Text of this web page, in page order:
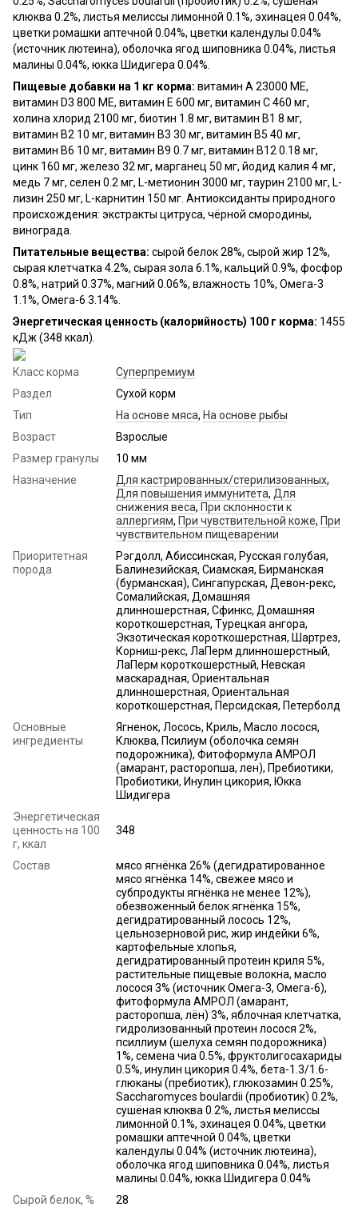
клюква 0.2%, листья мелиссы лимонной 0.1%, эхинацея 0.04%,
цветки ромашки аптечной 0.04%, цветки календулы 0.04%
(источник лютеина), оболочка ягод шиповника 0.04%, листья
малины 0.04%, юкка Шидигера 0.04%.
Пищевые добавки на 1 кг корма: витамин A 23000 МЕ,
витамин D3 800 МЕ, витамин E 600 мг, витамин C 460 мг,
холина хлорид 2100 мг, биотин 1.8 мг, витамин B1 8 мг,
витамин B2 10 мг, витамин B3 30 мг, витамин B5 40 мг,
витамин B6 10 мг, витамин B9 0.7 мг, витамин B12 0.18 мг,
цинк 160 мг, железо 32 мг, марганец 50 мг, йодид калия 4 мг,
медь 7 мг, селен 0.2 мг, L-метионин 3000 мг, таурин 2100 мг, L-
лизин 250 мг, L-карнитин 150 мг. Антиоксиданты природного
происхождения: экстракты цитруса, чёрной смородины,
винограда.
Питательные вещества: сырой белок 28%, сырой жир 12%,
сырая клетчатка 4.2%, сырая зола 6.1%, кальций 0.9%, фосфор
0.8%, натрий 0.37%, магний 0.06%, влажность 10%, Омега-3
1.1%, Омега-6 3.14%.
Энергетическая ценность (калорийность) 100 г корма: 1455
кДж (348 ккал).
Класс корма
Суперпремиум
Раздел
Сухой корм
Тип
На основе мяса, На основе рыбы
Возраст
Взрослые
Размер гранулы
10 мм
Назначение
Для кастрированных/стерилизованных,
Для повышения иммунитета, Для
снижения веса, При склонности к
аллергиям, При чувствительной коже, При
чувствительном пищеварении
Приоритетная
порода
Рэгдолл, Абиссинская, Русская голубая,
Балинезийская, Сиамская, Бирманская
(бурманская), Сингапурская, Девон-рекс,
Сомалийская, Домашняя
длинношерстная, Сфинкс, Домашняя
короткошерстная, Турецкая ангора,
Экзотическая короткошерстная, Шартрез,
Корниш-рекс, ЛаПерм длинношерстный,
ЛаПерм короткошерстный, Невская
маскарадная, Ориентальная
длинношерстная, Ориентальная
короткошерстная, Персидская, Петерболд
Основные
ингредиенты
Ягненок, Лосось, Криль, Масло лосося,
Клюква, Псилиум (оболочка семян
подорожника), Фитоформула АМРОЛ
(амарант, расторопша, лен), Пребиотики,
Пробиотики, Инулин цикория, Юкка
Шидигера
Энергетическая
ценность на 100
г, ккал
348
Состав
мясо ягнёнка 26% (дегидратированное
мясо ягнёнка 14%, свежее мясо и
субпродукты ягнёнка не менее 12%),
обезвоженный белок ягнёнка 15%,
дегидратированный лосось 12%,
цельнозерновой рис, жир индейки 6%,
картофельные хлопья,
дегидратированный протеин криля 5%,
растительные пищевые волокна, масло
лосося 3% (источник Омега-3, Омега-6),
фитоформула АМРОЛ (амарант,
расторопша, лён) 3%, яблочная клетчатка,
гидролизованный протеин лосося 2%,
псиллиум (шелуха семян подорожника)
1%, семена чиа 0.5%, фруктолигосахариды
0.5%, инулин цикория 0.4%, бета-1.3/1.6-
глюканы (пребиотик), глюкозамин 0.25%,
Saccharomyces boulardii (пробиотик) 0.2%,
сушёная клюква 0.2%, листья мелиссы
лимонной 0.1%, эхинацея 0.04%, цветки
ромашки аптечной 0.04%, цветки
календулы 0.04% (источник лютеина),
оболочка ягод шиповника 0.04%, листья
малины 0.04%, юкка Шидигера 0.04%
Сырой белок, %
28